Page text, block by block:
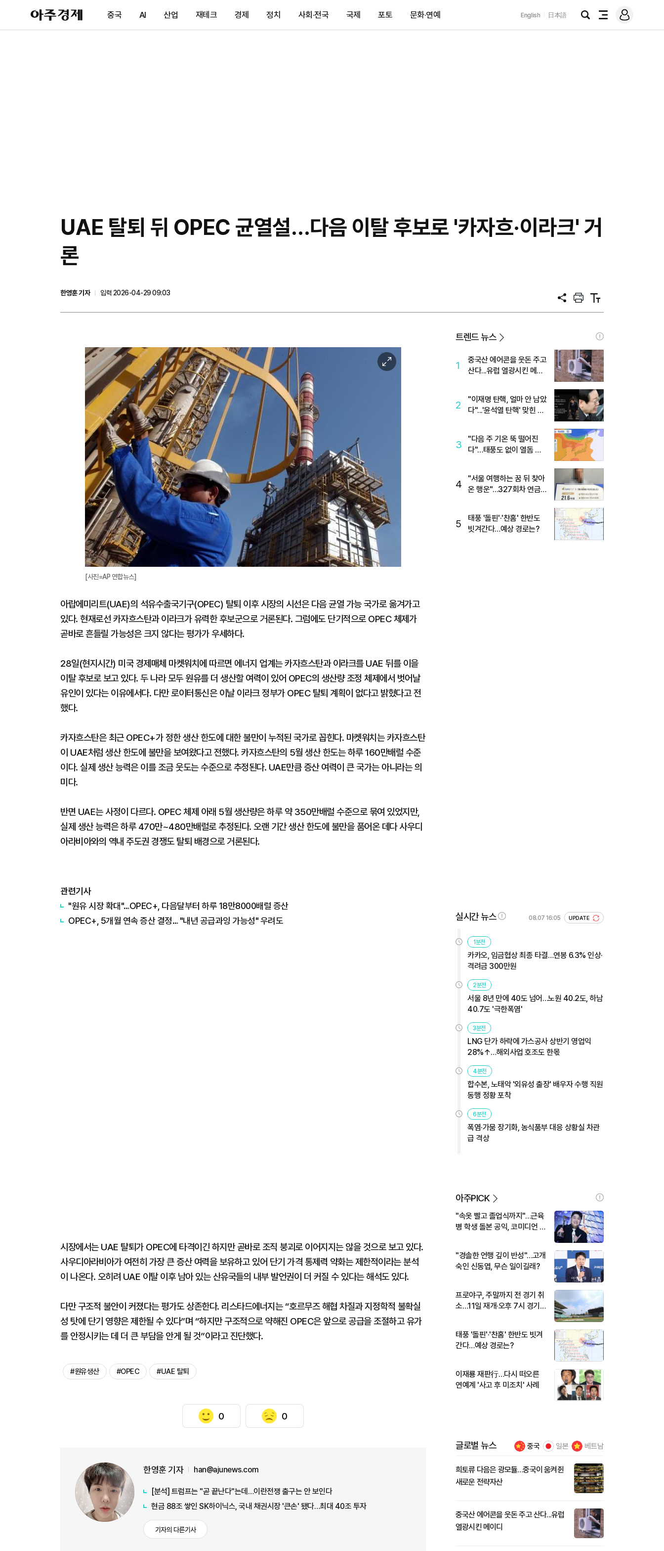
아
주
제
중국 AI 산업 재테크 경제 정치 사회·전국 국제 포토 문화·연예 English 日本語
검
전
메
그
UAE 탈퇴 뒤 OPEC 균열설…다음 이탈 후보로 '카자흐·이라크' 거
론
한영훈 기자
입력 2026-04-29 09:03
공
프
트
텍
트
이
미
[사진=AP 연합뉴스]
아랍에미리트(UAE)의 석유수출국기구(OPEC) 탈퇴 이후 시장의 시선은 다음 균열 가능 국가로 옮겨가고
있다. 현재로선 카자흐스탄과 이라크가 유력한 후보군으로 거론된다. 그럼에도 단기적으로 OPEC 체제가
곧바로 흔들릴 가능성은 크지 않다는 평가가 우세하다.
28일(현지시간) 미국 경제매체 마켓워치에 따르면 에너지 업계는 카자흐스탄과 이라크를 UAE 뒤를 이을
이탈 후보로 보고 있다. 두 나라 모두 원유를 더 생산할 여력이 있어 OPEC의 생산량 조정 체제에서 벗어날
유인이 있다는 이유에서다. 다만 로이터통신은 이날 이라크 정부가 OPEC 탈퇴 계획이 없다고 밝혔다고 전
했다.
카자흐스탄은 최근 OPEC+가 정한 생산 한도에 대한 불만이 누적된 국가로 꼽힌다. 마켓워치는 카자흐스탄
이 UAE처럼 생산 한도에 불만을 보여왔다고 전했다. 카자흐스탄의 5월 생산 한도는 하루 160만배럴 수준
이다. 실제 생산 능력은 이를 조금 웃도는 수준으로 추정된다. UAE만큼 증산 여력이 큰 국가는 아니라는 의
미다.
반면 UAE는 사정이 다르다. OPEC 체제 아래 5월 생산량은 하루 약 350만배럴 수준으로 묶여 있었지만,
실제 생산 능력은 하루 470만~480만배럴로 추정된다. 오랜 기간 생산 한도에 불만을 품어온 데다 사우디
아라비아와의 역내 주도권 경쟁도 탈퇴 배경으로 거론된다.
관련기사
"원유 시장 확대"…OPEC+, 다음달부터 하루 18만8000배럴 증산
OPEC+, 5개월 연속 증산 결정… "내년 공급과잉 가능성" 우려도
시장에서는 UAE 탈퇴가 OPEC에 타격이긴 하지만 곧바로 조직 붕괴로 이어지지는 않을 것으로 보고 있다.
사우디아라비아가 여전히 가장 큰 증산 여력을 보유하고 있어 단기 가격 통제력 약화는 제한적이라는 분석
이 나온다. 오히려 UAE 이탈 이후 남아 있는 산유국들의 내부 발언권이 더 커질 수 있다는 해석도 있다.
다만 구조적 불안이 커졌다는 평가도 상존한다. 리스타드에너지는 “호르무즈 해협 차질과 지정학적 불확실
성 탓에 단기 영향은 제한될 수 있다”며 “하지만 구조적으로 약해진 OPEC은 앞으로 공급을 조절하고 유가
를 안정시키는 데 더 큰 부담을 안게 될 것”이라고 진단했다.
#원유생산 #OPEC #UAE 탈퇴
0 0
한영훈 기자 han@ajunews.com
[분석] 트럼프는 "곧 끝난다"는데…이란전쟁 출구는 안 보인다
현금 88조 쌓인 SK하이닉스, 국내 채권시장 '큰손' 됐다…최대 40조 투자
기자의 다른기사
트렌드 뉴스
1
중국산 에어콘을 웃돈 주고
산다...유럽 열광시킨 메이
2
"이재명 탄핵, 얼마 안 남았
다"...'윤석열 탄핵' 맞힌 무
3
"다음 주 기온 뚝 떨어진
다"…태풍도 없이 열돔 박
4
"서울 여행하는 꿈 뒤 찾아
온 행운"…327회차 연금
5
태풍 '돌핀'·'찬홈' 한반도
빗겨간다…예상 경로는?
실시간 뉴스 08.07 16:05 UPDATE
1분전
카카오, 임금협상 최종 타결…연봉 6.3% 인상·
격려금 300만원
2분전
서울 8년 만에 40도 넘어…노원 40.2도, 하남
40.7도 '극한폭염'
3분전
LNG 단가 하락에 가스공사 상반기 영업익
28%↑…해외사업 호조도 한몫
4분전
합수본, 노태악 '외유성 출장' 배우자 수행 직원
동행 정황 포착
6분전
폭염·가뭄 장기화, 농식품부 대응 상황실 차관
급 격상
아주PICK
"속옷 빨고 졸업식까지"…근육
병 학생 돌본 공익, 코미디언 김
"경솔한 언행 깊이 반성"…고개
숙인 신동엽, 무슨 일이길래?
프로야구, 주말까지 전 경기 취
소…11일 재개·오후 7시 경기
태풍 '돌핀'·'찬홈' 한반도 빗겨
간다…예상 경로는?
이재룡 재판行…다시 떠오른
연예계 '사고 후 미조치' 사례
글로벌 뉴스 중국 일본 베트남
희토류 다음은 광모듈…중국이 움켜쥔
새로운 전략자산
중국산 에어콘을 웃돈 주고 산다...유럽
열광시킨 메이디